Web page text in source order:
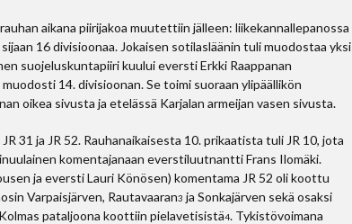
aikana piirijakoa muutettiin jälleen: liikekannallepanossa
16 divisioonaa. Jokaisen sotilasläänin tuli muodostaa yksi
suojeluskuntapiiri kuului eversti Erkki Raappanan
14. divisioonan. Se toimi suoraan ylipäällikön
oikea sivusta ja etelässä Karjalan armeijan vasen sivusta.
31 ja JR 52. Rauhanaikaisesta 10. prikaatista tuli JR 10, jota
komentajanaan everstiluutnantti Frans Ilomäki.
ja eversti Lauri Könösen) komentama JR 52 oli koottu
Varpaisjärven, Rautavaaran3 ja Sonkajärven sekä osaksi
pataljoona koottiin pielavetisistä4. Tykistövoimana